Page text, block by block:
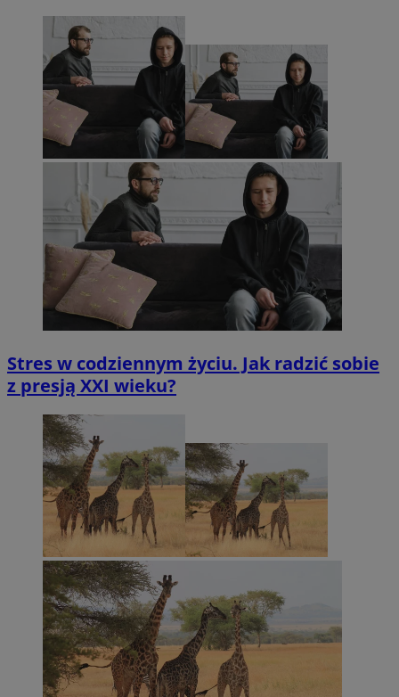
Stres w codziennym życiu. Jak radzić sobie
z presją XXI wieku?